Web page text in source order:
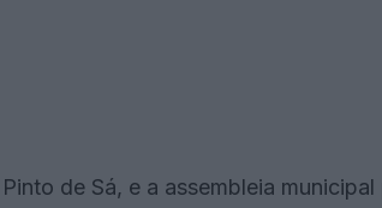
de Sá, e a assembleia